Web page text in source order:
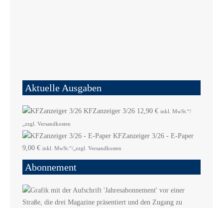
Aktuelle Ausgaben
KFZanzeiger 3/26 12,90 € inkl. MwSt.“/
„zzgl. Versandkosten
KFZanzeiger 3/26 - E-Paper
9,00 € inkl. MwSt.“/„zzgl. Versandkosten
Abonnement